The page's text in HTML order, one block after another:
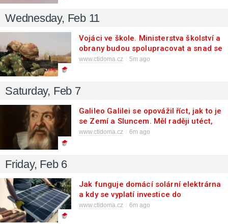
Wednesday, Feb 11
Vojáci ve škole. Ministerstva školství a
obrany budou spolupracovat a snad se
doberou zdárného konce
www.ctidoma.cz 5m ago
Saturday, Feb 7
Galileo Galilei se opovážil říct, jak to je
se Zemí a Sluncem. Měl raději utéct,
ale nemohl
www.ctidoma.cz 6m ago
Friday, Feb 6
Jak funguje domácí solární elektrárna
a kdy se vyplatí investice do
bateriového úložiště
www.ctidoma.cz 6m ago